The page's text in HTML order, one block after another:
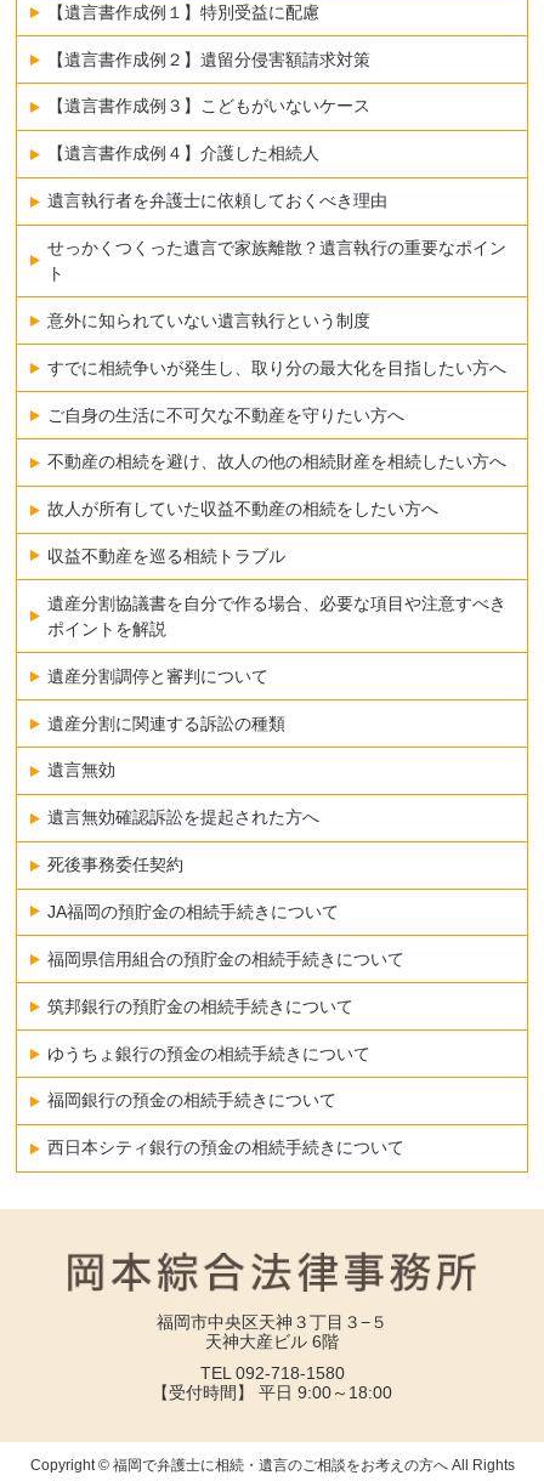
【遺言書作成例１】特別受益に配慮
【遺言書作成例２】遺留分侵害額請求対策
【遺言書作成例３】こどもがいないケース
【遺言書作成例４】介護した相続人
遺言執行者を弁護士に依頼しておくべき理由
せっかくつくった遺言で家族離散？遺言執行の重要なポイン
ト
意外に知られていない遺言執行という制度
すでに相続争いが発生し、取り分の最大化を目指したい方へ
ご自身の生活に不可欠な不動産を守りたい方へ
不動産の相続を避け、故人の他の相続財産を相続したい方へ
故人が所有していた収益不動産の相続をしたい方へ
収益不動産を巡る相続トラブル
遺産分割協議書を自分で作る場合、必要な項目や注意すべき
ポイントを解説
遺産分割調停と審判について
遺産分割に関連する訴訟の種類
遺言無効
遺言無効確認訴訟を提起された方へ
死後事務委任契約
JA福岡の預貯金の相続手続きについて
福岡県信用組合の預貯金の相続手続きについて
筑邦銀行の預貯金の相続手続きについて
ゆうちょ銀行の預金の相続手続きについて
福岡銀行の預金の相続手続きについて
西日本シティ銀行の預金の相続手続きについて
福岡市中央区天神３丁目３−５
天神大産ビル 6階
TEL 092-718-1580
【受付時間】 平日 9:00～18:00
Copyright © 福岡で弁護士に相続・遺言のご相談をお考えの方へ All Rights